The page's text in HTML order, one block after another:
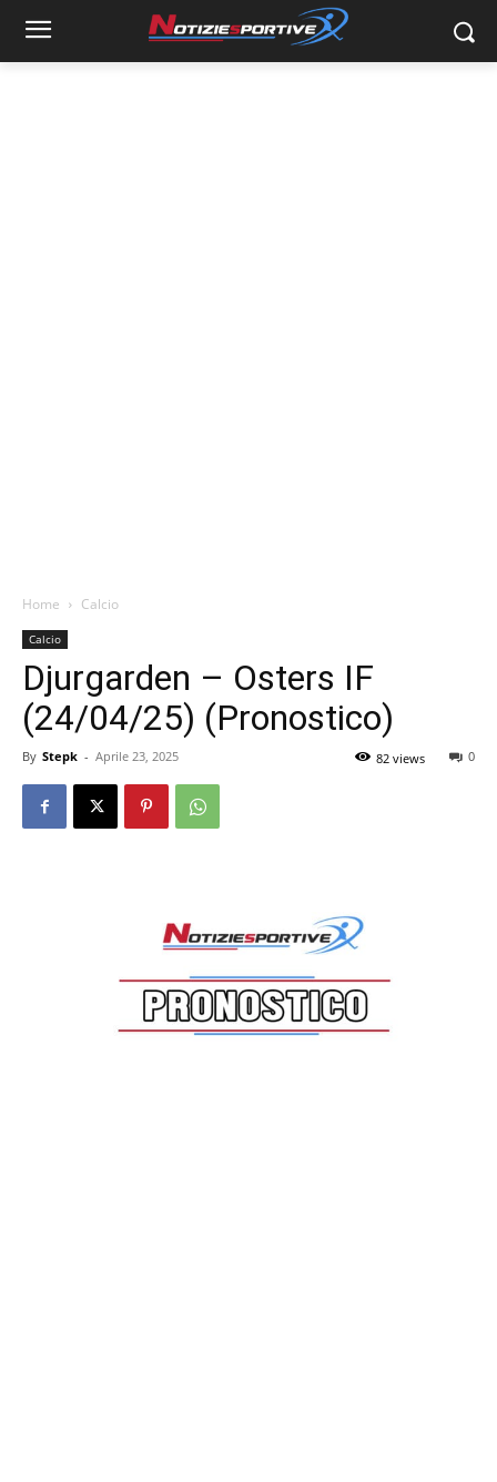
Home Calcio
Calcio
Djurgarden – Osters IF
(24/04/25) (Pronostico)
By Stepk - Aprile 23, 2025 0
82 views